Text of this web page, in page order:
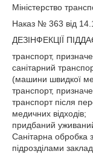
Міністерство
Наказ № 363 від
ДЕЗІНФЕКЦІЇ
транспорт,
санітарний
(машини швидкої
транспорт,
транспорт після
медичних відходів;
придбаний
Санітарна обробка
підрозділами